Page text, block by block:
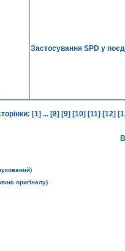
Застосування SPD у
[1] ...[8] [9] [10] [11] [12]
оригіналу)